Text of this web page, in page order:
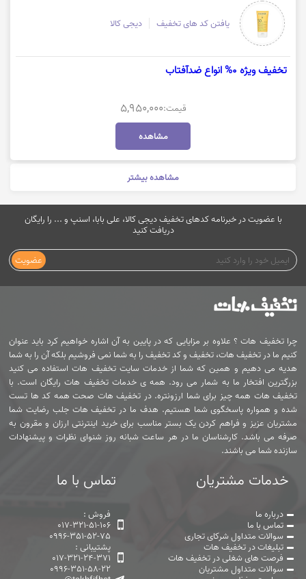
یافتن کد های تخفیف دیجی کالا
تخفیف ویژه 0% انواع ضدآفتاب
قیمت:5,950,000
مشاهده
مشاهده بیشتر
با عضویت در خبرنامه کدهای تخفیف دیجی کالا، علی بابا، اسنپ و ... را رایگان
دریافت کنید
عضویت
چرا تخفیف هات ؟ علاوه بر مزایایی که در پایین به آن اشاره خواهیم کرد باید عنوان
کنیم ما در تخفیف هات، تخفیف و کد تخفیف را به شما نمی فروشیم بلکه آن را به شما
هدیه می دهیم و همین که شما از خدمات سایت تخفیف هات استفاده می کنید
بزرگترین افتخار ما به شمار می رود. همه ی خدمات تخفیف هات رایگان است. با
تخفیف هات همه چیز برای شما ارزونتره. در تخفیف هات صحت همه کد ها تست
شده و همواره پاسخگوی شما هستیم. هدف ما در تخفیف هات جلب رضایت شما
مشتریان عزیز و فراهم کردن یک بستر مناسب برای خرید اینترنتی ارزان و مقرون به
صرفه می باشد. کارشناسان ما در هر ساعت شبانه روز شنوای نظرات و پیشنهادات
سازنده شما می باشند.
خدمات مشتریان
درباره ما
تماس با ما
سوالات متداول شرکای تجاری
تبلیغات در تخفیف هات
فرصت های شغلی در تخفیف هات
سوالات متداول مشتریان
تماس با ما
فروش :
017-321-51-106
0996-351-52-75
پشتیبانی :
017-321-24-371
0996-351-58-22